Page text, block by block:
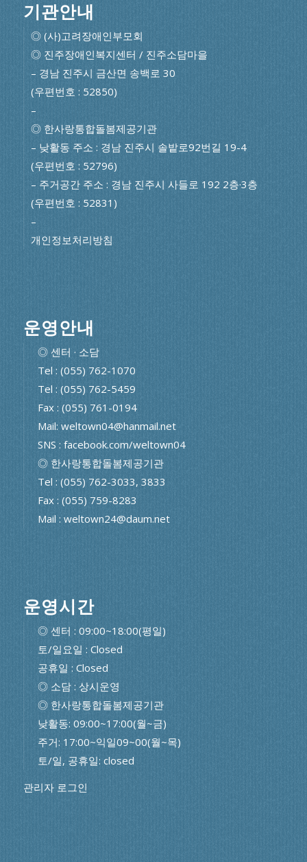
기관안내
◎ (사)고려장애인부모회
◎ 진주장애인복지센터 / 진주소담마을
– 경남 진주시 금산면 송백로 30
(우편번호 : 52850)
–
◎ 한사랑통합돌봄제공기관
– 낮활동 주소 : 경남 진주시 솔밭로92번길 19-4
(우편번호 : 52796)
– 주거공간 주소 : 경남 진주시 사들로 192 2층·3층
(우편번호 : 52831)
–
개인정보처리방침
운영안내
◎ 센터 · 소담
Tel : (055) 762-1070
Tel : (055) 762-5459
Fax : (055) 761-0194
Mail: weltown04@hanmail.net
SNS : facebook.com/weltown04
◎ 한사랑통합돌봄제공기관
Tel : (055) 762-3033, 3833
Fax : (055) 759-8283
Mail : weltown24@daum.net
운영시간
◎ 센터 : 09:00~18:00(평일)
토/일요일 : Closed
공휴일 : Closed
◎ 소담 : 상시운영
◎ 한사랑통합돌봄제공기관
낮활동: 09:00~17:00(월~금)
주거: 17:00~익일09~00(월~목)
토/일, 공휴일: closed
관리자 로그인